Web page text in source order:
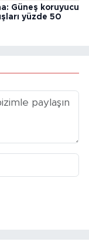
Güneş koruyucu
yüzde 50